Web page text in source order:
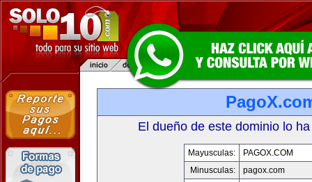
El dueño de este dominio lo
Mayusculas:
PAGOX.COM
Minusculas:
pagox.com